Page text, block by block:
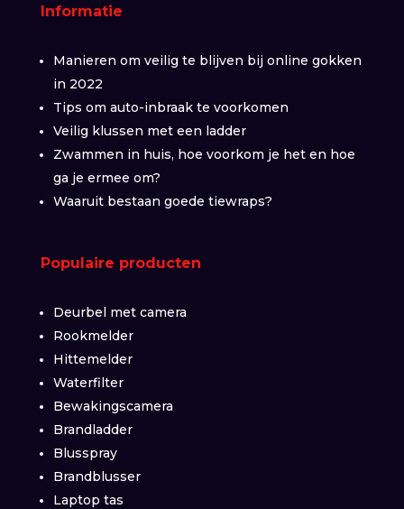
Informatie
Manieren om veilig te blijven bij online gokken
in 2022
Tips om auto-inbraak te voorkomen
Veilig klussen met een ladder
Zwammen in huis, hoe voorkom je het en hoe
ga je ermee om?
Waaruit bestaan goede tiewraps?
Populaire producten
Deurbel met camera
Rookmelder
Hittemelder
Waterfilter
Bewakingscamera
Brandladder
Blusspray
Brandblusser
Laptop tas